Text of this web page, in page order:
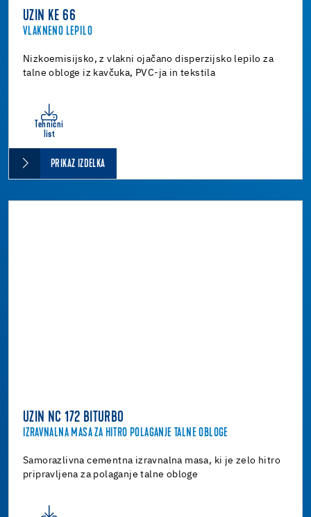
UZIN KE 66
VLAKNENO LEPILO
Nizkoemisijsko, z vlakni ojačano disperzijsko lepilo za
talne obloge iz kavčuka, PVC-ja in tekstila
Tehnični
list
PRIKAZ IZDELKA
UZIN NC 172 BITURBO
IZRAVNALNA MASA ZA HITRO POLAGANJE TALNE OBLOGE
Samorazlivna cementna izravnalna masa, ki je zelo hitro
pripravljena za polaganje talne obloge